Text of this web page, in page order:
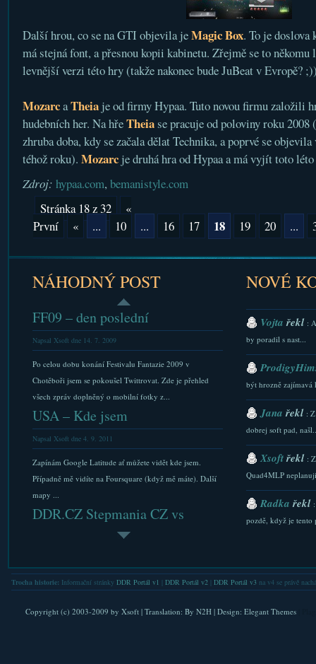
Další hrou, co se na GTI objevila jeMagic Box. To je doslova
má stejná font, a přesnou kopii kabinetu. Zřejmě se to
levnější verzi této hry (takže nakonec bude JuBeat v Evropě?
MozarcaTheia je od firmy Hypaa. Tuto novou firmu založili
hudebních her. Na hřeTheia se pracuje od poloviny roku 2008
zhruba doba, kdy se začala dělat Technika, a poprvé se
téhož roku). Mozarc je druhá hra od Hypaa a má vyjít toto
Zdroj: hypaa.com,bemanistyle.com
Stránka 18 z 32
«
První
« ... 10 ... 16 17 18 19 20 ...
NÁHODNÝ POST
FF09 – den poslední
Napsal Xsoft dne 14. 7. 2009
Po celou dobu konání Festivalu Fantazie 2009 v
Chotěboři jsem se pokoušel Twittrovat. Zde je přehled
všech zpráv doplněný o mobilní fotky z...
USA – Kde jsem
Napsal Xsoft dne 4. 9. 2011
Zapínám Google Latitude ať můžete vidět kde jsem.
Případně mě vidíte na Foursquare (když mě máte). Další
mapy ...
DDR.CZ Stepmania CZ vs
Na tuzemské scéně se poslední dobou často mluví o dvou
simulátorech čtyřpanelovek DDR a ITG. Jedné se o: –
čskou Stepmánii 3.9 od DDR.CZ...
NOVÉ
Vojtařekl :
by poradil s nast...
být hrozně zajímavá
Janařekl :
dobrej soft pad,
Xsoftřekl :
Quad4MLP
Radkařekl
pozdě, když je tento
stazeni a Downlaod...
Xsoftřekl
FAQ. Do nastaveni
Trocha historie: Informační stránky DDR Portál v1 DDR Portál v2| DDR Portál v3na v4 se právě
Copyright (c) 2003-2009 by Xsoft| Translation: By N2H| Design: Elegant Themes